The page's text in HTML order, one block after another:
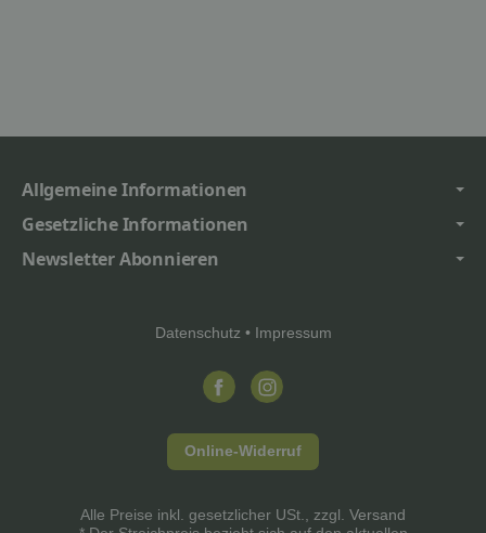
Allgemeine Informationen
Gesetzliche Informationen
Newsletter Abonnieren
Datenschutz • Impressum
Online-Widerruf
Alle Preise inkl. gesetzlicher USt., zzgl. Versand